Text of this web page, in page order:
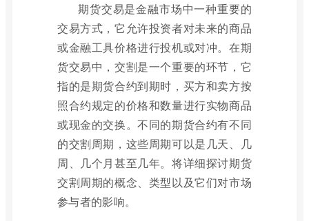
期货交易是金融市场中一种重要的
交易方式，它允许投资者对未来的商品
或金融工具价格进行投机或对冲。在期
货交易中，交割是一个重要的环节，它
指的是期货合约到期时，买方和卖方按
照合约规定的价格和数量进行实物商品
或现金的交换。不同的期货合约有不同
的交割周期，这些周期可以是几天、几
周、几个月甚至几年。将详细探讨期货
交割周期的概念、类型以及它们对市场
参与者的影响。